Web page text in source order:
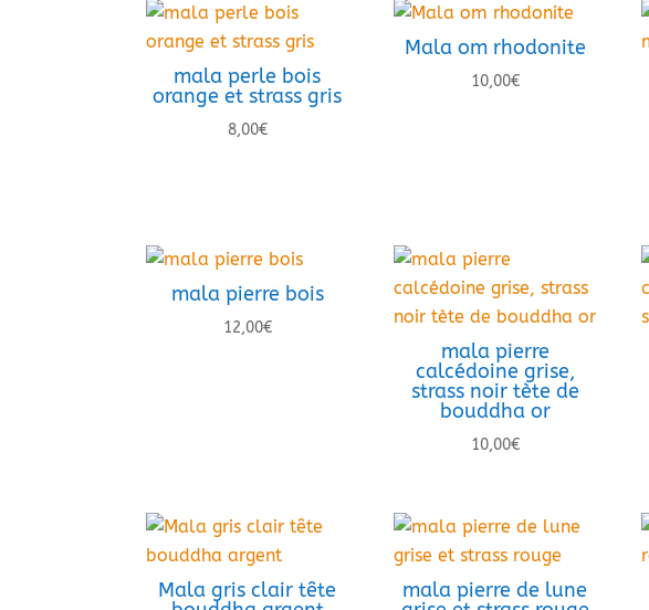
mala perle bois
orange et strass gris
8,00€
Mala om rhodonite
10,00€
mala pierre bois
12,00€
mala pierre
calcédoine grise,
strass noir tète de
bouddha or
10,00€
Mala gris clair tête
mala pierre de lune